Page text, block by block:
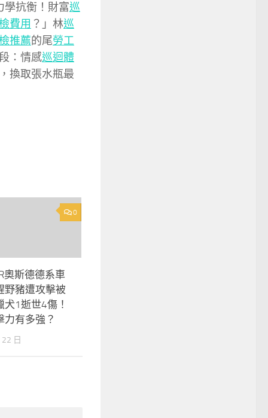
學抗衡！財富巡
費用 ？」林巡
推薦的尾勞工
：情感巡迴體
換取張水瓶最
0
奧斯德德系車
野豬遭攻擊被
犬1逝世4傷！
力有多強？
日